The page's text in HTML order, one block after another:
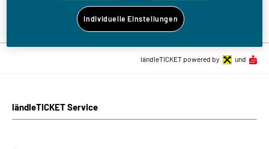
Zurück zur Eventliste
ländleTICKET Service
ländleTICKET powered by und
Individuelle Einstellungen